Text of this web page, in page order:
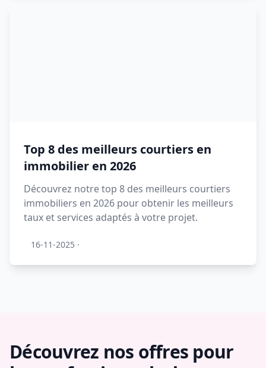
Top 8 des meilleurs courtiers en
immobilier en 2026
Découvrez notre top 8 des meilleurs courtiers
immobiliers en 2026 pour obtenir les meilleurs
taux et services adaptés à votre projet.
16-11-2025 ·
Découvrez nos offres pour